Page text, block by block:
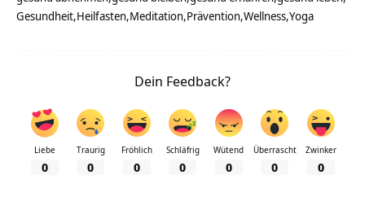
Gesundheit Heilfasten Meditation Prävention Wellness Yoga
Dein Feedback?
Liebe
0
Traurig
0
Fröhlich
0
Schläfrig
0
Wütend
0
Überrascht
0
Zwinker
0